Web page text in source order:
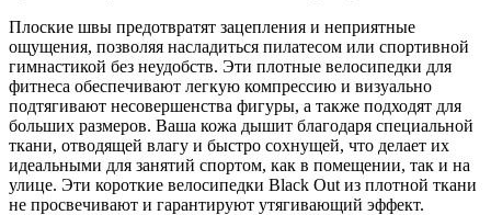
Плоские швы предотвратят зацепления и неприятные
ощущения, позволяя насладиться пилатесом или спортивной
гимнастикой без неудобств. Эти плотные велосипедки для
фитнеса обеспечивают легкую компрессию и визуально
подтягивают несовершенства фигуры, а также подходят для
больших размеров. Ваша кожа дышит благодаря специальной
ткани, отводящей влагу и быстро сохнущей, что делает их
идеальными для занятий спортом, как в помещении, так и на
улице. Эти короткие велосипедки Black Out из плотной ткани
не просвечивают и гарантируют утягивающий эффект.